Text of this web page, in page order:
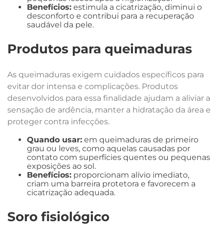
Benefícios: estimula a cicatrização, diminui o
desconforto e contribui para a recuperação
saudável da pele.
Produtos para queimaduras
As queimaduras exigem cuidados específicos para
evitar dor intensa e complicações. Produtos
desenvolvidos para essa finalidade ajudam a aliviar a
sensação de ardência, manter a hidratação da área e
proteger contra infecções.
Quando usar: em queimaduras de primeiro
grau ou leves, como aquelas causadas por
contato com superfícies quentes ou pequenas
exposições ao sol.
Benefícios: proporcionam alívio imediato,
criam uma barreira protetora e favorecem a
cicatrização adequada.
Soro fisiológico